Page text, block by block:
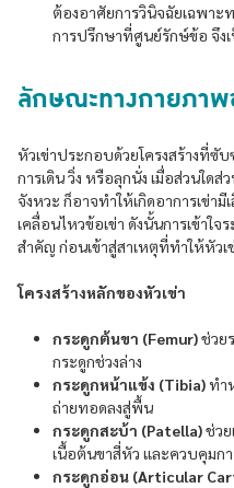
ต้องอาศัยการวินิจฉัยเฉพาะ
การปรึกษาที่ศูนย์รักษ์ข้อ จึง
ลักษณะทางกายภาพ
หัวเข่าประกอบด้วยโครงสร้างที่ซั
การเดิน วิ่ง หรือลุกนั่ง เมื่อส่วนใด
จังหวะ ก็อาจทำให้เกิดอาการเข่ามี
เคลื่อนไหวข้อเข่า ดังนั้นการเข้าใ
สำคัญ ก่อนเข้าสู่สาเหตุที่ทำให้หัวเ
โครงสร้างหลักของหัวเข่า
กระดูกต้นขา (Femur)ช่วย
กระดูกช่วงล่าง
กระดูกหน้าแข้ง (Tibia)ทำ
ถ่ายทอดลงสู่พื้น
กระดูกสะบ้า (Patella)ช่ว
เนื้อต้นขาสี่หัว และควบคุมก
กระดูกอ่อน (Articular